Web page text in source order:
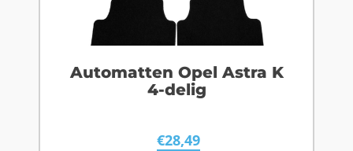
Automatten Opel Astra K
4-delig
€28,49